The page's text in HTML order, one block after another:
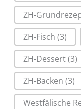
ZH-
ZH-Fisch (3)
ZH-Dessert(3)
ZH-Backen (3)
Westfälische